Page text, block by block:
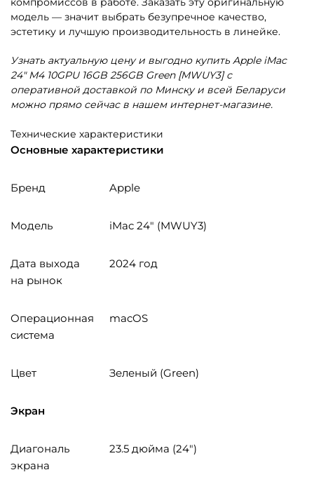
модель — значит выбрать безупречное качество,
эстетику и лучшую производительность в линейке.
Узнать актуальную цену и выгодно купить Apple iMac
24″ M4 10GPU 16GB 256GB Green [MWUY3] с
оперативной доставкой по Минску и всей Беларуси
можно прямо сейчас в нашем интернет-магазине.
Технические характеристики
Основные характеристики
Бренд Apple
Модель iMac 24″ (MWUY3)
Дата выхода
на рынок
2024 год
Операционная
система
macOS
Цвет Зеленый (Green)
Экран
Диагональ
экрана
23.5 дюйма (24″)